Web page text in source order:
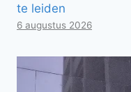
te leiden
6 augustus 2026